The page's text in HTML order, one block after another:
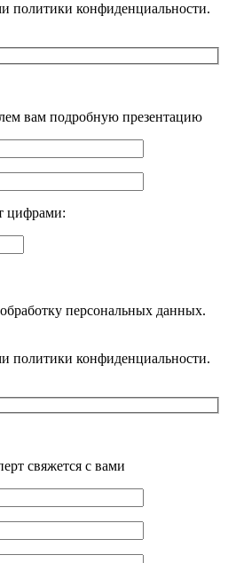
политики конфиденциальности.
вам подробную презентацию
цифрами:
персональных данных.
политики конфиденциальности.
свяжется с вами